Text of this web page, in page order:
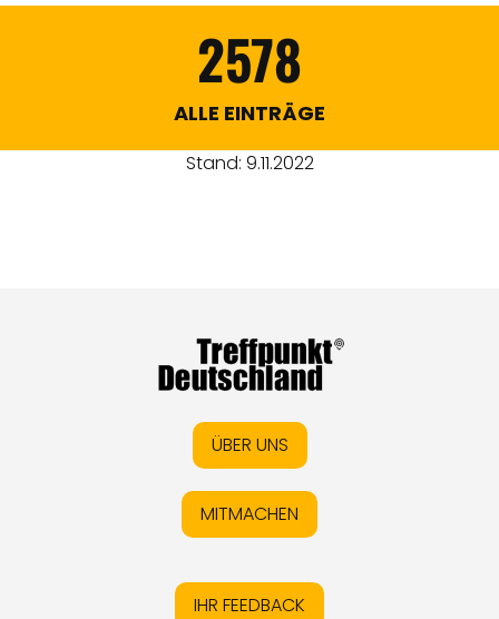
2578
ALLE EINTRÄGE
Stand: 9.11.2022
ÜBER UNS
MITMACHEN
IHR FEEDBACK